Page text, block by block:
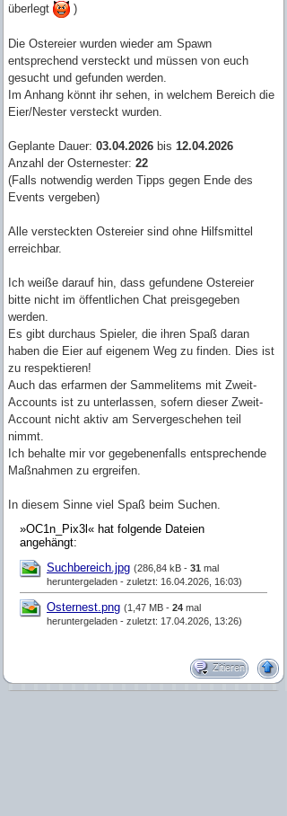
überlegt
)
Die Ostereier wurden wieder am Spawn
entsprechend versteckt und müssen von euch
gesucht und gefunden werden.
Im Anhang könnt ihr sehen, in welchem Bereich die
Eier/Nester versteckt wurden.
Geplante Dauer: 03.04.2026 bis 12.04.2026
Anzahl der Osternester: 22
(Falls notwendig werden Tipps gegen Ende des
Events vergeben)
Alle versteckten Ostereier sind ohne Hilfsmittel
erreichbar.
Ich weiße darauf hin, dass gefundene Ostereier
bitte nicht im öffentlichen Chat preisgegeben
werden.
Es gibt durchaus Spieler, die ihren Spaß daran
haben die Eier auf eigenem Weg zu finden. Dies ist
zu respektieren!
Auch das erfarmen der Sammelitems mit Zweit-
Accounts ist zu unterlassen, sofern dieser Zweit-
Account nicht aktiv am Servergeschehen teil
nimmt.
Ich behalte mir vor gegebenenfalls entsprechende
Maßnahmen zu ergreifen.
In diesem Sinne viel Spaß beim Suchen.
»OC1n_Pix3l« hat folgende Dateien
angehängt:
Suchbereich.jpg (286,84 kB - 31 mal
heruntergeladen - zuletzt: 16.04.2026, 16:03)
Osternest.png (1,47 MB - 24 mal
heruntergeladen - zuletzt: 17.04.2026, 13:26)
Zitieren